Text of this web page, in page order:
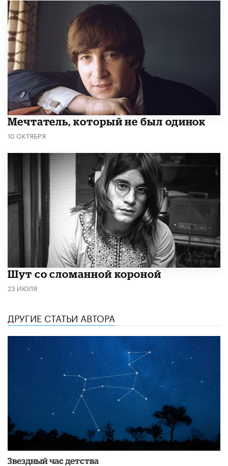
Мечтатель, который не был одинок
10 ОКТЯБРЯ
Шут со сломанной короной
23 ИЮЛЯ
ДРУГИЕ СТАТЬИ АВТОРА
Звездный час детства